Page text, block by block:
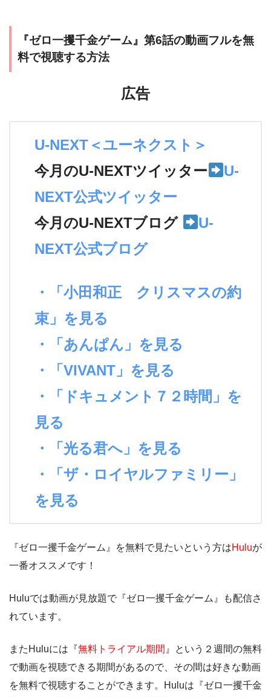
『ゼロ一攫千金ゲーム』第6話の動画フルを無
料で視聴する方法
広告
U-NEXT＜ユーネクスト＞
今月のU-NEXTツイッター
U-
NEXT公式ツイッター
今月のU-NEXTブログ
U-
NEXT公式ブログ
・「小田和正 クリスマスの約
束」を見る
・「あんぱん」を見る
・「VIVANT」を見る
・「ドキュメント７２時間」を
見る
・「光る君へ」を見る
・「ザ・ロイヤルファミリー」
を見る
『ゼロ一攫千金ゲーム』を無料で見たいという方はHuluが
一番オススメです！
Huluでは動画が見放題で『ゼロ一攫千金ゲーム』も配信さ
れています。
またHuluには『無料トライアル期間 』という２週間の無料
で動画を視聴できる期間があるので、その間は好きな動画
を無料で視聴することができます。Huluは『ゼロ一攫千金